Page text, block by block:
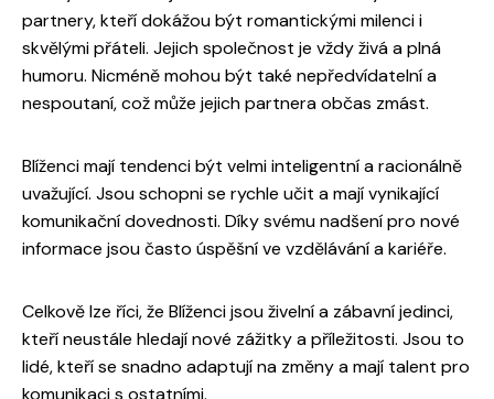
partnery, kteří dokážou být romantickými milenci i
skvělými přáteli. Jejich společnost je vždy živá a plná
humoru. Nicméně mohou být také nepředvídatelní a
nespoutaní, což může jejich partnera občas zmást.
Blíženci mají tendenci být velmi inteligentní a racionálně
uvažující. Jsou schopni se rychle učit a mají vynikající
komunikační dovednosti. Díky svému nadšení pro nové
informace jsou často úspěšní ve vzdělávání a kariéře.
Celkově lze říci, že Blíženci jsou živelní a zábavní jedinci,
kteří neustále hledají nové zážitky a příležitosti. Jsou to
lidé, kteří se snadno adaptují na změny a mají talent pro
komunikaci s ostatními.